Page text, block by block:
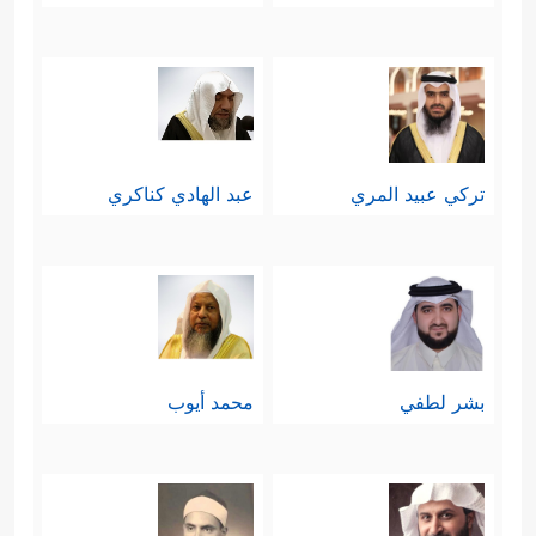
ٱلۡـَٔاخِرِ﴾، ثمَّ بيَّن أنَّ الكلمة الطيِّبة أَولَى
من الصدقة المؤذية:
خَیۡرࣱ مِّن صَدَقَةࣲ یَتۡبَعُهَاۤ أَذࣰى﴾
.
المؤذيات، مثل الصفوان الذي عليه
شيء من التراب، فإذا جاء موسم الخير
وسقط الغيث انزاح التراب عن الصفوان
لم يرسخ ولم يثبت، وهو مثل الصدقة
تركي عبيد المري عبد الهادي كناكري
بشر لطفي محمد أيوب